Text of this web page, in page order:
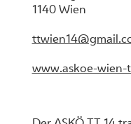
1140 Wien
www.askoe-wien-